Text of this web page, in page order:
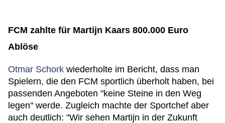
FCM zahlte für Martijn Kaars 800.000 Euro
Ablöse
Otmar Schork wiederholte im Bericht, dass man
Spielern, die den FCM sportlich überholt haben, bei
passenden Angeboten "keine Steine in den Weg
legen" werde. Zugleich machte der Sportchef aber
auch deutlich: "Wir sehen Martijn in der Zukunft